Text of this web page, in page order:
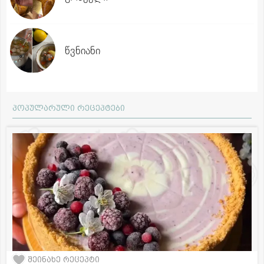
წვნიანი
პოპულარული რეცეპტები
შეინახე რეცეპტი